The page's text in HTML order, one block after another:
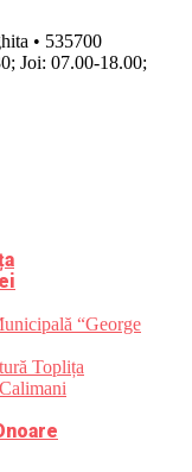
• 535700
Joi: 07.00-18.00;
“George
Toplița